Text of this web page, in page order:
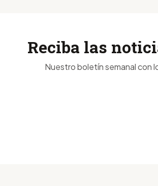
Reciba las
Nuestro boletín semanal con